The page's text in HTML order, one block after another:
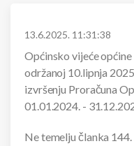
13.6.2025. 11:31:38
Općinsko vijeće
održanoj 10.lipnja
izvršenju Proračuna
01.01.2024. -
Ne temelju članka